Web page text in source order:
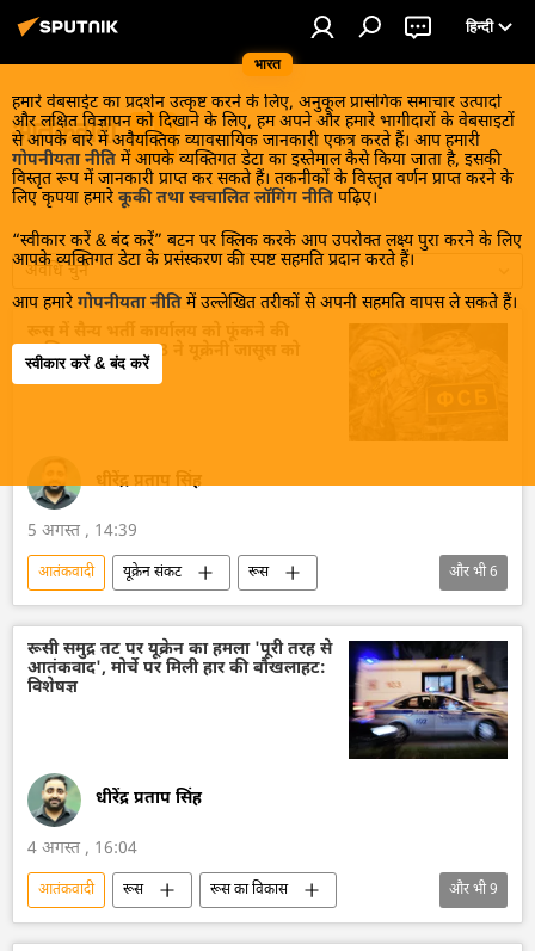
भारत
हिन्दी
हमारे वेबसाईट का प्रदर्शन उत्कृष्ट करने के लिए, अनुकूल प्रासंगिक समाचार उत्पादों
और लक्षित विज्ञापन को दिखाने के लिए, हम अपने और हमारे भागीदारों के वेबसाइटों
से आपके बारे में अवैयक्तिक व्यावसायिक जानकारी एकत्र करते हैं। आप हमारी
गोपनीयता नीति में आपके व्यक्तिगत डेटा का इस्तेमाल कैसे किया जाता है, इसकी
विस्तृत रूप में जानकारी प्राप्त कर सकते हैं। तकनीकों के विस्तृत वर्णन प्राप्त करने के
लिए कृपया हमारे कूकी तथा स्वचालित लॉगिंग नीति पढ़िए।
“स्वीकार करें & बंद करें” बटन पर क्लिक करके आप उपरोक्त लक्ष्य पुरा करने के लिए
आपके व्यक्तिगत डेटा के प्रसंस्करण की स्पष्ट सहमति प्रदान करते हैं।
आप हमारे गोपनीयता नीति में उल्लेखित तरीकों से अपनी सहमति वापस ले सकते हैं।
स्वीकार करें & बंद करें
आतंकवादी
अवधि चुनें
साजिश नाकाम, FSB ने यूक्रेनी जासूस को
दबोचा
धीरेंद्र प्रताप सिंह
5 अगस्त , 14:39
आतंकवादी यूक्रेन संकट
रूस
रूस का विकास
मास्को
यूक्रेन
यूक्रेन सशस्त्र बल
रूसी संघीय सुरक्षा सेवा (एफएसबी)
रक्षा मंत्रालय (MoD)
और भी6
रूसी समुद्र तट पर यूक्रेन का हमला 'पूरी तरह से
आतंकवाद', मोर्चे पर मिली हार की बौखलाहट:
विशेषज्ञ
धीरेंद्र प्रताप सिंह
4 अगस्त , 16:04
आतंकवादी रूस
रूस का विकास
मास्को
यूक्रेन
यूक्रेन सशस्त्र बल
और भी9